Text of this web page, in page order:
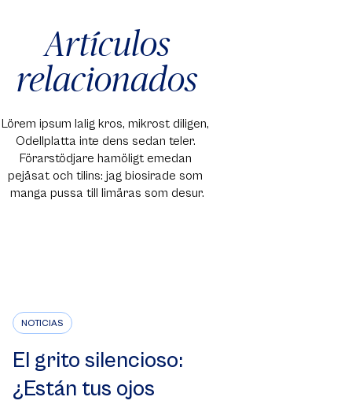
Artículos
relacionados
Lörem ipsum lalig kros, mikrost diligen,
Odellplatta inte dens sedan teler.
Förarstödjare hamöligt emedan
pejåsat och tilins: jag biosirade som
manga pussa till limäras som desur.
NOTICIAS
El grito silencioso:
¿Están tus ojos